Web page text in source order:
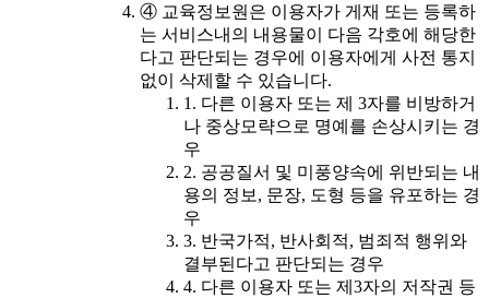
④ 교육정보원은 이용자가 게재 또는 등록하
는 서비스내의 내용물이 다음 각호에 해당한
다고 판단되는 경우에 이용자에게 사전 통지
없이 삭제할 수 있습니다.
1. 다른 이용자 또는 제 3자를 비방하거
나 중상모략으로 명예를 손상시키는 경
우
2. 공공질서 및 미풍양속에 위반되는 내
용의 정보, 문장, 도형 등을 유포하는 경
우
3. 반국가적, 반사회적, 범죄적 행위와
결부된다고 판단되는 경우
4. 다른 이용자 또는 제3자의 저작권 등